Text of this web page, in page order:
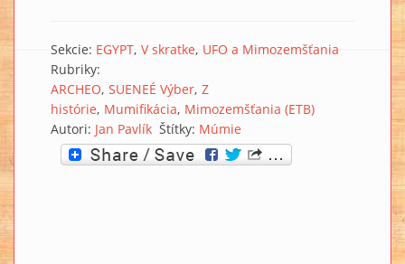
Sekcie: EGYPT V skratke UFO a Mimozemšťania
Rubriky:
ARCHEO SUENEÉ Výber Z
histórie Mumifikácia Mimozemšťania (ETB)
Autori: Jan Pavlík Štítky: Múmie